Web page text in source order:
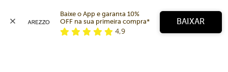
Baixe o App e garanta 10%
OFF na sua primeira compra*
4,9
BAIXAR